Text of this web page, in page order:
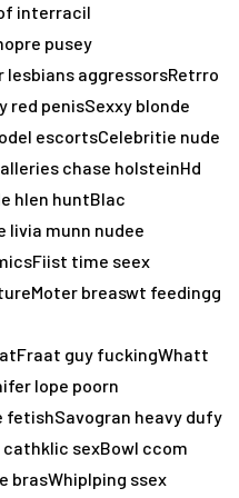
interracil
pusey
aggressorsRetrro
red penisSexxy blonde
escortsCelebritie nude
chase holsteinHd
hlen huntBlac
livia munn nudee
time seex
breaswt feedingg
guy fuckingWhatt
lope poorn
fetishSavogran heavy dufy
sexBowl ccom
brasWhiplping ssex